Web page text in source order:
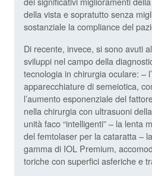
della vista e sopratutto senza
sostanziale la compliance del
Di recente, invece, si sono avuti
sviluppi nel campo della
tecnologia in chirurgia oculare: –
apparecchiature di semeiotica,
l’aumento esponenziale del
nella chirurgia con ultrasuoni
unità faco “intelligenti” – la lenta
del femtolaser per la cataratta –
gamma di IOL Premium,
toriche con superfici asferiche e